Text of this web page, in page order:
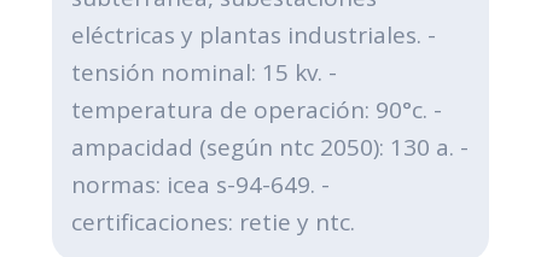
eléctricas y plantas industriales. -
tensión nominal: 15 kv. -
temperatura de operación: 90°c. -
ampacidad (según ntc 2050): 130 a. -
normas: icea s-94-649. -
certificaciones: retie y ntc.